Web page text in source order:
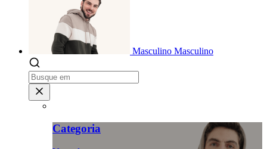
Masculino Masculino
Categoria